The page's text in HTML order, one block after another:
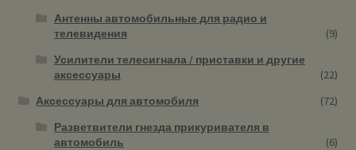
Антенны автомобильные для радио и
телевидения
(9)
Усилители телесигнала / приставки и другие
аксессуары
(22)
Аксессуары для автомобиля
(72)
Разветвители гнезда прикуривателя в
автомобиль
(6)